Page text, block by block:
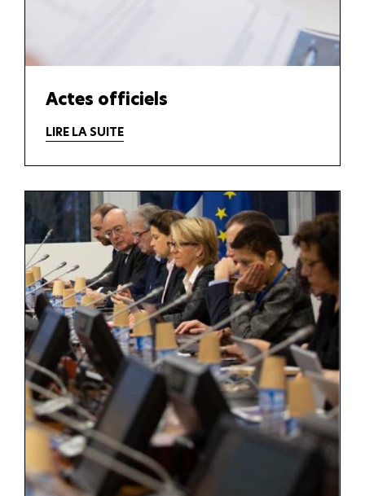
Actes officiels
LIRE LA SUITE